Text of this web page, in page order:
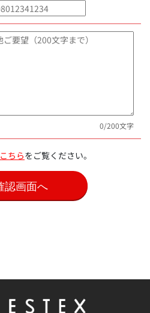
0/200文字
こちらをご覧ください。